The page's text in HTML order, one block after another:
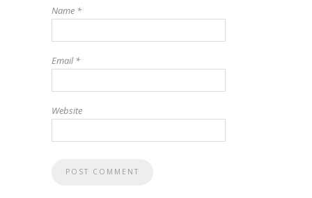
Name *
Email*
Website